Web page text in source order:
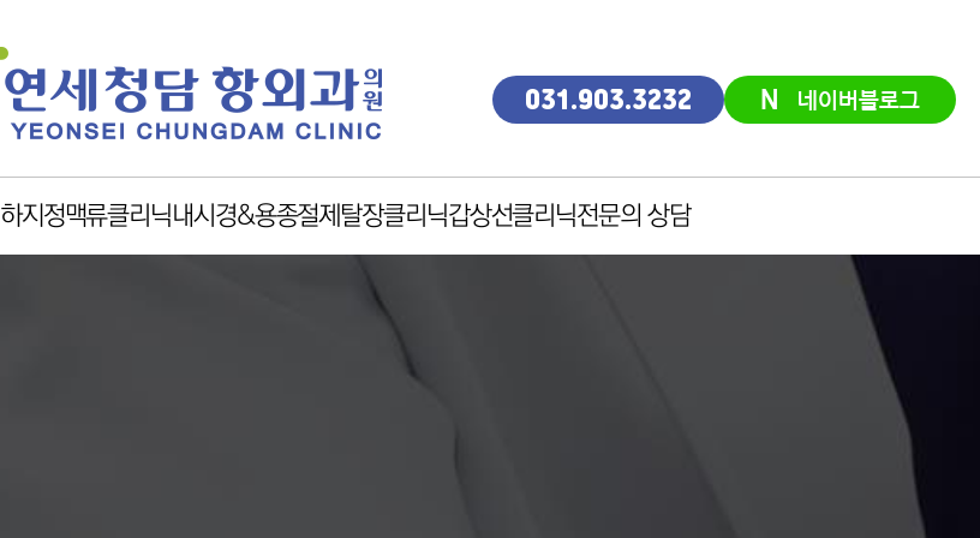
031.903.3232 N 네이버블로그
하지정맥류클리닉내시경&용종절제 탈장클리닉갑상선클리닉전문의 상담